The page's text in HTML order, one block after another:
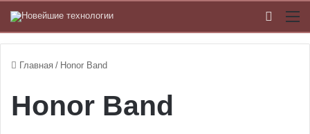
Главная / Honor Band
Honor Band